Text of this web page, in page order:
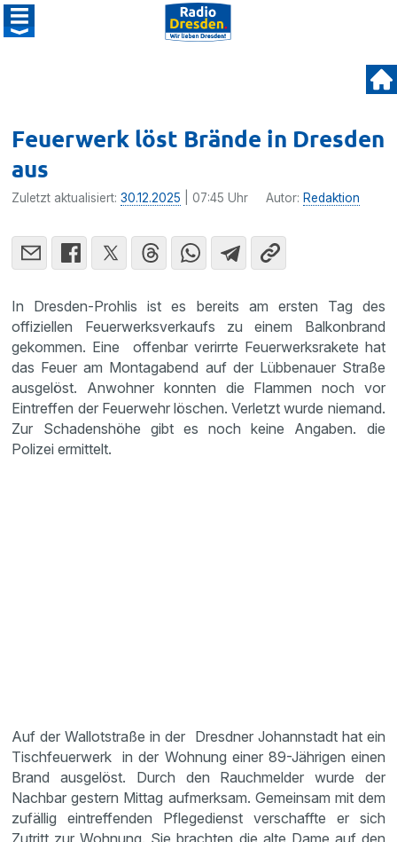
Feuerwerk löst Brände in Dresden
aus
Zuletzt aktualisiert:30.12.2025 | 07:45 Uhr Autor: Redaktion
In Dresden-Prohlis ist es bereits am ersten Tag des
offiziellen Feuerwerksverkaufs zu einem Balkonbrand
gekommen. Eine offenbar verirrte Feuerwerksrakete hat
das Feuer am Montagabend auf der Lübbenauer Straße
ausgelöst. Anwohner konnten die Flammen noch vor
Eintreffen der Feuerwehr löschen. Verletzt wurde niemand.
Zur Schadenshöhe gibt es noch keine Angaben. die
Polizei ermittelt.
Auf der Wallotstraße in der Dresdner Johannstadt hat ein
Tischfeuerwerk in der Wohnung einer 89-Jährigen einen
Brand ausgelöst. Durch den Rauchmelder wurde der
Nachbar gestern Mittag aufmerksam. Gemeinsam mit dem
zufällig eintreffenden Pflegedienst verschaffte er sich
Zutritt zur Wohnung. Sie brachten die alte Dame auf den